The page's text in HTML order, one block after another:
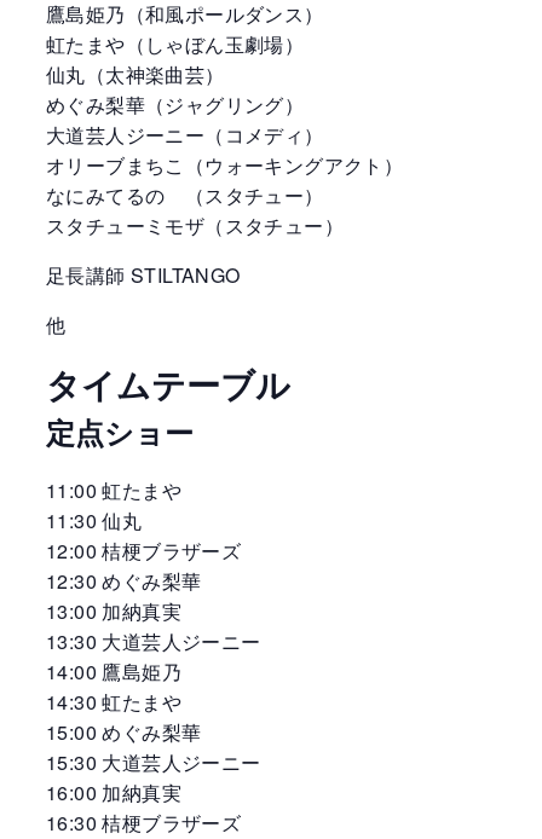
鷹島姫乃（和風ポールダンス）
虹たまや（しゃぼん玉劇場）
仙丸（太神楽曲芸）
めぐみ梨華（ジャグリング）
大道芸人ジーニー（コメディ）
オリーブまちこ（ウォーキングアクト）
なにみてるの （スタチュー）
スタチューミモザ（スタチュー）
足長講師 STILTANGO
他
タイムテーブル
定点ショー
11:00 虹たまや
11:30 仙丸
12:00 桔梗ブラザーズ
12:30 めぐみ梨華
13:00 加納真実
13:30 大道芸人ジーニー
14:00 鷹島姫乃
14:30 虹たまや
15:00 めぐみ梨華
15:30 大道芸人ジーニー
16:00 加納真実
16:30 桔梗ブラザーズ